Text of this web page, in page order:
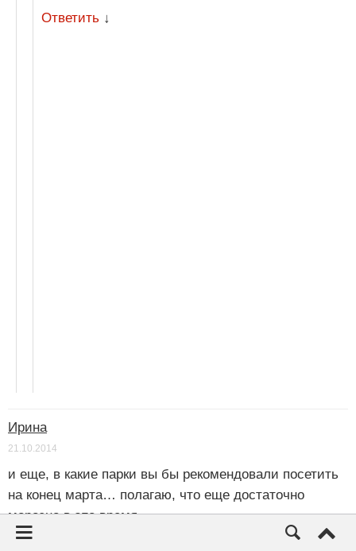
Ответить ↓
Ирина
21.10.2014
и еще, в какие парки вы бы рекомендовали посетить
на конец марта… полагаю, что еще достаточно
морозно в это время
Ответить